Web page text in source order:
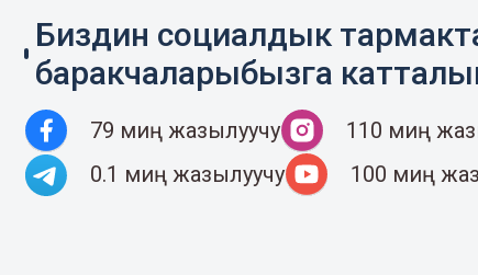
Биздин социалдык
баракчаларыбызга
79 миң жазылуучу
110 миң
0.1 миң жазылуучу
100 миң